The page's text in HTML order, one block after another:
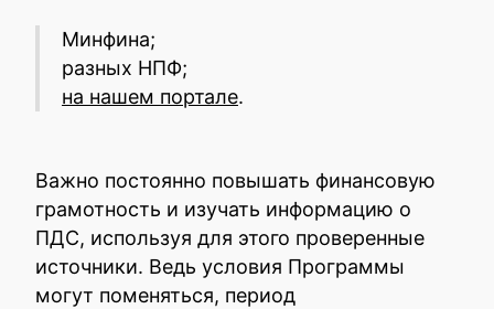
Минфина;
разных НПФ;
на нашем портале.
Важно постоянно повышать финансовую
грамотность и изучать информацию о
ПДС, используя для этого проверенные
источники. Ведь условия Программы
могут поменяться, период